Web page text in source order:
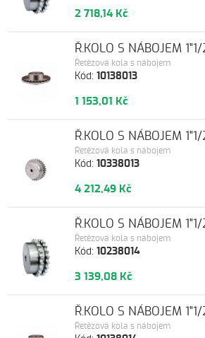
2 718,14 Kč
Kód:10138013
Řetězová kola s nábojem
Ř.KOLO S NÁBOJEM
1 153,01 Kč
Kód:10338013
Řetězová kola s nábojem
Ř.KOLO S NÁBOJEM
4 212,49 Kč
Kód:10238014
Řetězová kola s nábojem
Ř.KOLO S NÁBOJEM
3 139,08 Kč
Řetězová kola s nábojem
Ř.KOLO S NÁBOJEM